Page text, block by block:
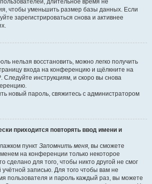
длительное время не
чтобы уменьшить размер базы данных. Если
зарегистрироваться снова и активнее
нельзя восстановить, можно легко получить
входа на конференцию и щёлкните на
. Следуйте инструкциям, и скоро вы снова
новый пароль, свяжитесь с администратором
приходится повторять ввод имени и
пункт Запомнить меня, вы сможете
на конференции только некоторое
сделано для того, чтобы никто другой не смог
записью. Для того чтобы вам не
пользователя и пароль каждый раз, вы можете